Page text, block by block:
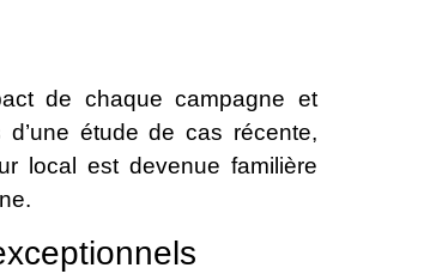
de chaque campagne et
étude de cas récente,
local est devenue familière